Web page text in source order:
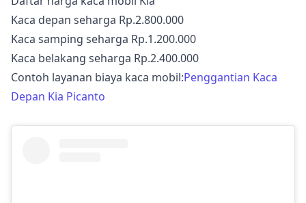
Kaca depan seharga Rp.2.800.000
Kaca samping seharga Rp.1.200.000
Kaca belakang seharga Rp.2.400.000
Contoh layanan biaya kaca mobil:Penggantian Kaca
Depan Kia Picanto